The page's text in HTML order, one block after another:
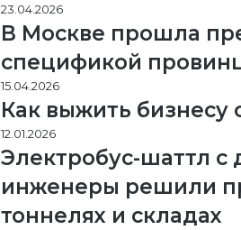
23.04.2026
В Москве прошла
спецификой
15.04.2026
Как выжить
12.01.2026
Электробус-шаттл с
инженеры решили
тоннелях и складах